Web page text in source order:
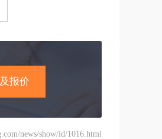
news/show/id/1016.html